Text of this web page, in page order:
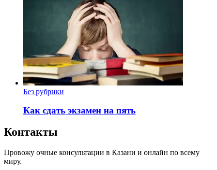
Без рубрики
Как сдать экзамен на пять
Контакты
Провожу очные консультации в Казани и онлайн по всему
миру.